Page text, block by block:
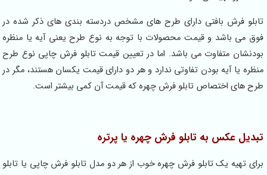
تابلو فرش بافتی دارای طرح های مشخص دردسته بندی های ذکر شده در
فوق می باشد و قیمت محصولات با توجه به نوع طرح یعنی آیه یا منظره
بودنشان متفاوت می باشد. اما در تعیین قیمت تابلو فرش چاپی نوع طرح
منظره یا آیه بودن تفاوتی ندارد و هر دو دارای قیمت یکسان هستند، مگر در
طرح های اختصاص تابلو فرش چهره که قیمت آن کمی بیشتر است.
تبدیل عکس به تابلو فرش چهره یا پرتره
برای تهیه یک تابلو فرش چهره خوب از هر دو مدل تابلو فرش چاپی یا تابلو